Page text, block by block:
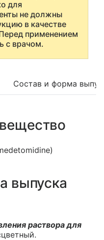
для
не должны
в качестве
применением
с врачом.
Состав и форма
выпуска
раствора для